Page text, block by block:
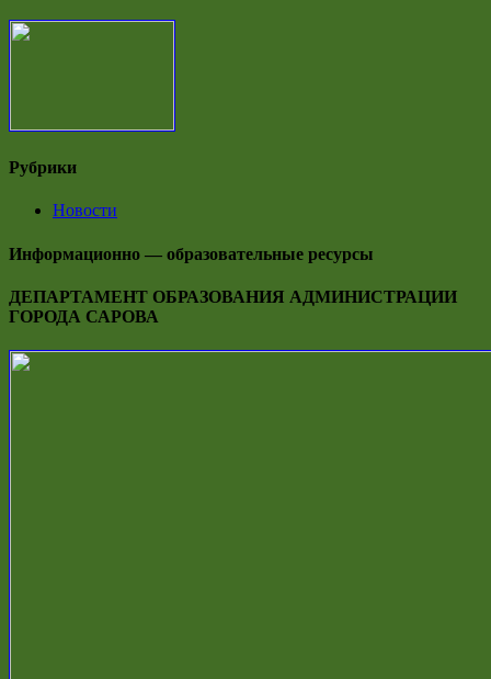
Рубрики
Новости
Информационно — образовательные ресурсы
ДЕПАРТАМЕНТ ОБРАЗОВАНИЯ АДМИНИСТРАЦИИ
ГОРОДА САРОВА